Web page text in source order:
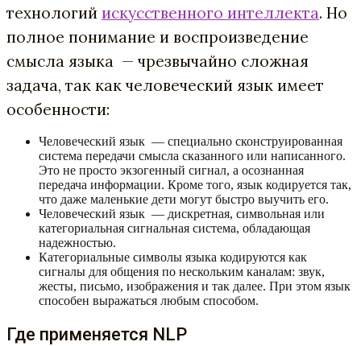
технологий искусственного интеллекта. Но
полное понимание и воспроизведение
смысла языка — чрезвычайно сложная
задача, так как человеческий язык имеет
особенности:
Человеческий язык — специально сконструированная
система передачи смысла сказанного или написанного.
Это не просто экзогенный сигнал, а осознанная
передача информации. Кроме того, язык кодируется так,
что даже маленькие дети могут быстро выучить его.
Человеческий язык — дискретная, символьная или
категориальная сигнальная система, обладающая
надежностью.
Категориальные символы языка кодируются как
сигналы для общения по нескольким каналам: звук,
жесты, письмо, изображения и так далее. При этом язык
способен выражаться любым способом.
Где применяется NLP